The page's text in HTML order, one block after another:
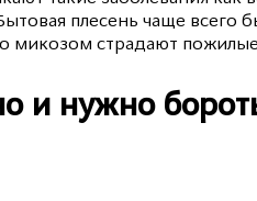
плесень чаще всего
микозом страдают
и нужно